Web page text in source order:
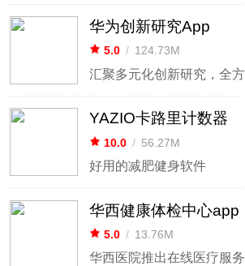
华为创新研究App
5.0 / 124.73M
YAZIO卡路里计数器
10.0 / 56.27M
好用的减肥健身软件
华西健康体检中心app
5.0 / 13.76M
华西医院推出在线医疗服务